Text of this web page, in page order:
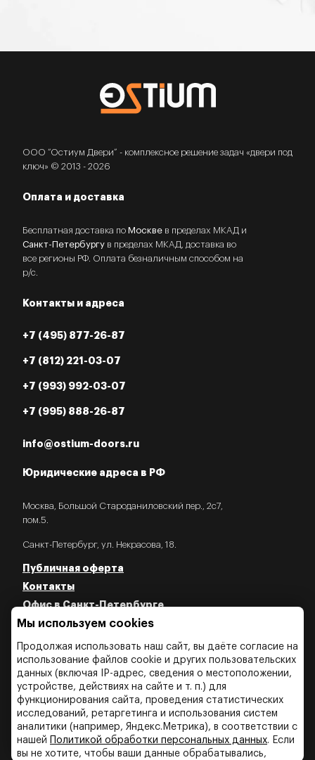
ООО “Остиум Двери” - комплексное решение задач «двери под
ключ» © 2013 - 2026
Оплата и доставка
Бесплатная доставка по Москве в пределах МКАД и
Санкт-Петербургу в пределах МКАД, доставка во
все регионы РФ. Оплата безналичным способом на
р/с.
Контакты и адреса
+7 (495) 877-26-87
+7 (812) 221-03-07
+7 (993) 992-03-07
+7 (995) 888-26-87
info@ostium-doors.ru
Юридические адреса в РФ
Москва, Большой Староданиловский пер., 2с7,
пом.5.
Санкт-Петербург, ул. Некрасова, 18.
Публичная оферта
Контакты
Офис в Санкт-Петербурге
Политика конфиденциальности
Политика об использовании Cookies
Политика об обработки персональных данных
Мы используем cookies
Продолжая использовать наш сайт, вы даёте согласие на
использование файлов cookie и других пользовательских
данных (включая IP-адрес, сведения о местоположении,
устройстве, действиях на сайте и т. п.) для
функционирования сайта, проведения статистических
исследований, ретаргетинга и использования систем
аналитики (например, Яндекс.Метрика), в соответствии с
нашей
Политикой обработки персональных данных. Если
вы не хотите, чтобы ваши данные обрабатывались,